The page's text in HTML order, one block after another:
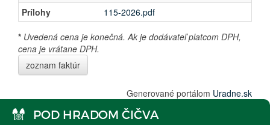
Prílohy
115-2026.pdf
* Uvedená cena je konečná. Ak je dodávateľ platcom DPH,
cena je vrátane DPH.
zoznam faktúr
Generované portálom Uradne.sk
POD HRADOM ČIČVA